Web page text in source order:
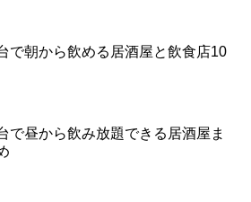
で朝から飲める居酒屋と飲食店10
で昼から飲み放題できる居酒屋ま